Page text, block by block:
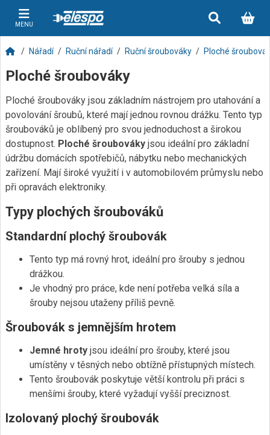
MENU
Nářadí Ruční nářadí Ruční šroubováky Ploché
Ploché šroubováky
Ploché šroubováky jsou základním nástrojem pro utahování a
povolování šroubů, které mají jednou rovnou drážku. Tento typ
šroubováků je oblíbený pro svou jednoduchost a širokou
dostupnost. Ploché šroubováky jsou ideální pro základní
údržbu domácích spotřebičů, nábytku nebo mechanických
zařízení. Mají široké využití i v automobilovém průmyslu nebo
při opravách elektroniky.
Typy plochých šroubováků
Standardní plochý šroubovák
Tento typ má rovný hrot, ideální pro šrouby s jednou
drážkou.
Je vhodný pro práce, kde není potřeba velká síla a
šrouby nejsou utaženy příliš pevně.
Šroubovák s jemnějším hrotem
Jemné hroty jsou ideální pro šrouby, které jsou
umístěny v těsných nebo obtížně přístupných místech.
Tento šroubovák poskytuje větší kontrolu při práci s
menšími šrouby, které vyžadují vyšší preciznost.
Izolovaný plochý šroubovák